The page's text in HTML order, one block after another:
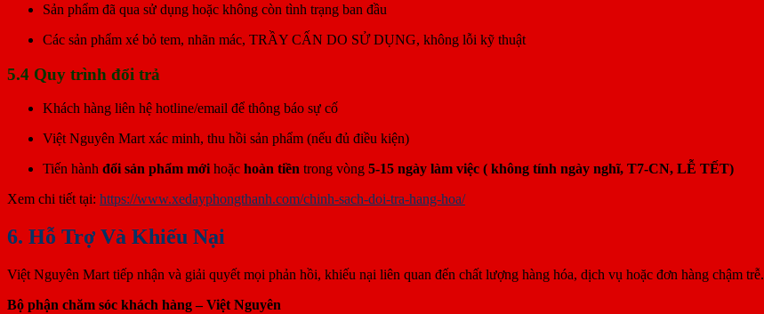
Sản phẩm đã qua sử dụng hoặc không còn tình trạng ban đầu
Các sản phẩm xé bỏ tem, nhãn mác, TRẦY CẤN DO SỬ DỤNG, không lỗi kỹ thuật
5.4 Quy trình đổi trả
Khách hàng liên hệ hotline/email để thông báo sự cố
Việt Nguyên Mart xác minh, thu hồi sản phẩm (nếu đủ điều kiện)
Tiến hành đổi sản phẩm mới hoặc hoàn tiền trong vòng 5-15 ngày làm việc ( không tính ngày nghĩ, T7-CN, LỄ TẾT)
Xem chi tiết tại: https://www.xedayphongthanh.com/chinh-sach-doi-tra-hang-hoa/
6. Hỗ Trợ Và Khiếu Nại
Việt Nguyên Mart tiếp nhận và giải quyết mọi phản hồi, khiếu nại liên quan đến chất lượng hàng hóa, dịch vụ hoặc đơn hàng chậm trễ.
Bộ phận chăm sóc khách hàng – Việt Nguyên